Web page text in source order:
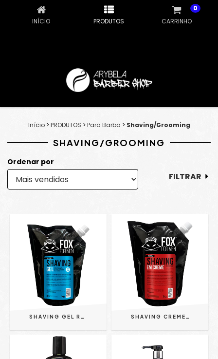
INÍCIO PRODUTOS CARRINHO
0
Início > PRODUTOS > Para Barba > Shaving/Grooming
SHAVING/GROOMING
Ordenar por
FILTRAR
SHAVING GEL REFIL 1L FOX FOR MEN SHAVING CREME REFIL 1KG FOX FOR MEN